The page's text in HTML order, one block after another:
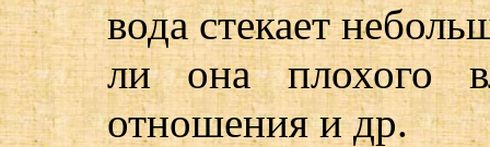
вода стекает
ли она плохого
отношения и др.